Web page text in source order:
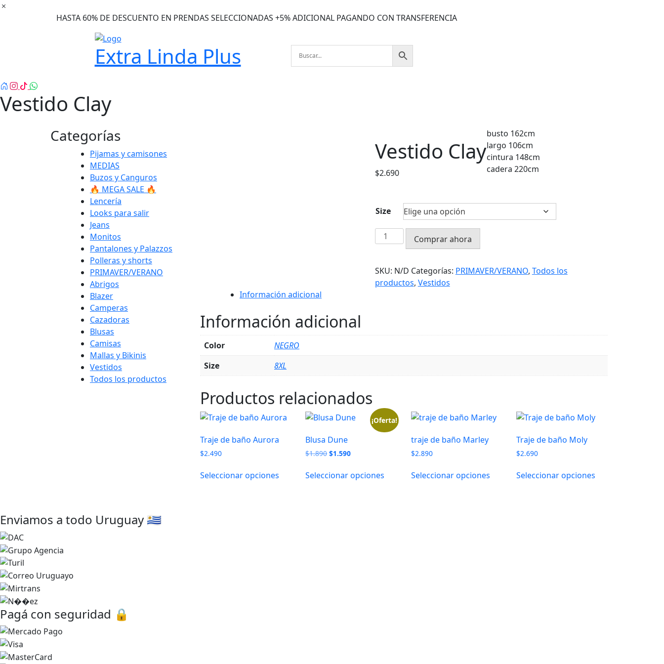
Ir
HASTA 60% DE DESCUENTO EN PRENDAS SELECCIONADAS +5% ADICIONAL PAGANDO CON TRANSFERENCIA
Extra Linda Plus
Vestido Clay
Categorías
Pijamas y camisones
MEDIAS
Buzos y Canguros
🔥 MEGA SALE 🔥
Lencería
Looks para salir
Jeans
Monitos
Pantalones y Palazzos
Polleras y shorts
PRIMAVER/VERANO
Abrigos
Blazer
Camperas
Cazadoras
Blusas
Camisas
Mallas y Bikinis
Vestidos
Todos los productos
Vestido Clay
$2.690
busto 162cm
largo 106cm
cintura 148cm
cadera 220cm
Size
Vestido
Clay
Comprar ahora
SKU: N/D Categorías: PRIMAVER/VERANO, Todos los
productos, Vestidos
Información adicional
Información adicional
Color
NEGRO
Size
8XL
Productos relacionados
Traje de baño Aurora
$2.490
Seleccionar opciones
¡Oferta!
Blusa Dune
$1.890El
original
$1.590El
actual
es:
Seleccionar opciones
traje de baño Marley
$2.890
Seleccionar opciones
Traje de baño Moly
$2.690
Seleccionar opciones
Enviamos a todo Uruguay 🇺🇾
Pagá con seguridad 🔒